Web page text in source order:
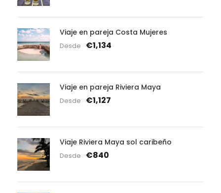
Viaje en pareja Costa Mujeres
Desde €1,134
Viaje en pareja Riviera Maya
Desde €1,127
Viaje Riviera Maya sol caribeño
Desde €840